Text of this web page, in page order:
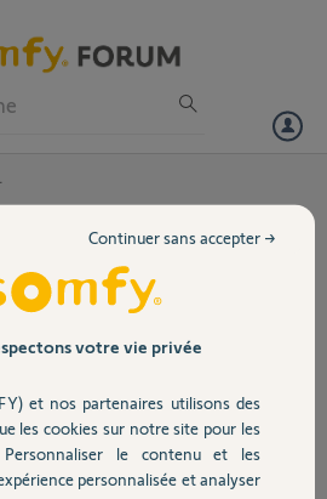
vis ou bras
sur mon portail, et j'aurais
entre une motorisation a bras et a
les intempéries
votre vie privée
et nos partenaires utilisons des
les cookies sur notre site pour les
Personnaliser le contenu et les
personnalisée et analyser
Continuer sans accepter →